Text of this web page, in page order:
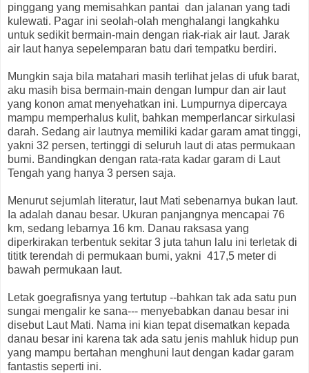
pinggang yang memisahkan pantai dan jalanan yang tadi
kulewati. Pagar ini seolah-olah menghalangi langkahku
untuk sedikit bermain-main dengan riak-riak air laut. Jarak
air laut hanya sepelemparan batu dari tempatku berdiri.
Mungkin saja bila matahari masih terlihat jelas di ufuk barat,
aku masih bisa bermain-main dengan lumpur dan air laut
yang konon amat menyehatkan ini. Lumpurnya dipercaya
mampu memperhalus kulit, bahkan memperlancar sirkulasi
darah. Sedang air lautnya memiliki kadar garam amat tinggi,
yakni 32 persen, tertinggi di seluruh laut di atas permukaan
bumi. Bandingkan dengan rata-rata kadar garam di Laut
Tengah yang hanya 3 persen saja.
Menurut sejumlah literatur, laut Mati sebenarnya bukan laut.
Ia adalah danau besar. Ukuran panjangnya mencapai 76
km, sedang lebarnya 16 km. Danau raksasa yang
diperkirakan terbentuk sekitar 3 juta tahun lalu ini terletak di
tititk terendah di permukaan bumi, yakni 417,5 meter di
bawah permukaan laut.
Letak goegrafisnya yang tertutup --bahkan tak ada satu pun
sungai mengalir ke sana--- menyebabkan danau besar ini
disebut Laut Mati. Nama ini kian tepat disematkan kepada
danau besar ini karena tak ada satu jenis mahluk hidup pun
yang mampu bertahan menghuni laut dengan kadar garam
fantastis seperti ini.